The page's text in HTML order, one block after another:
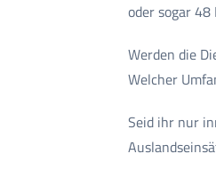
oder sogar
Werden die
Welcher
Seid ihr nur